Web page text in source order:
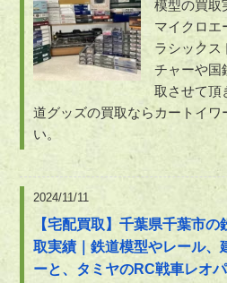
模型の買取
マイクロエ
ラシックス
チャーや国
取させて頂
道グッズの買取ならカートイワ
い。
2024/11/11
【宅配買取】千葉県千葉市
取実績｜鉄道模型やレール、
ーと、タミヤのRC戦車レオ